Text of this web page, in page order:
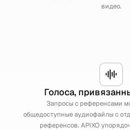
видео.
Голоса,
Запросы с референсами
общедоступные аудиофайлы с
референсов. APIXO